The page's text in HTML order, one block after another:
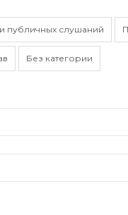
публичных слушаний
Без категории